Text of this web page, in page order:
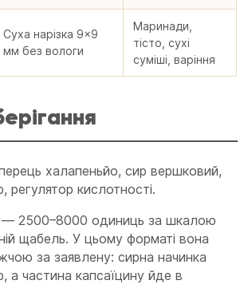
Суха нарізка 9×9
мм без вологи
Маринади,
тісто, сухі
суміші, варіння
халапеньйо, сир вершковий,
регулятор кислотності.
— 2500–8000 одиниць за шкалою
щабель. У цьому форматі вона
за заявлену: сирна начинка
а частина капсаїцину йде в